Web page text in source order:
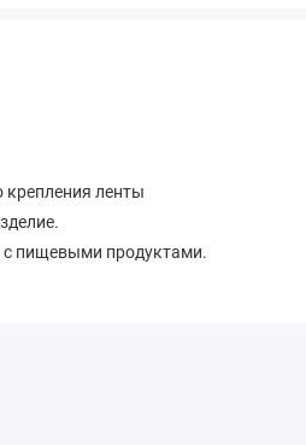
ленты
с пищевыми продуктами.